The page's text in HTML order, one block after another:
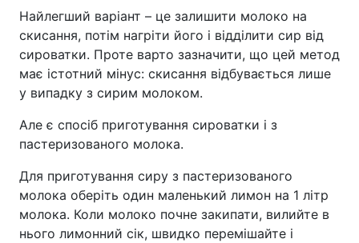
Найлегший варіант – це залишити молоко на
скисання, потім нагріти його і відділити сир від
сироватки. Проте варто зазначити, що цей метод
має істотний мінус: скисання відбувається лише
у випадку з сирим молоком.
Але є спосіб приготування сироватки і з
пастеризованого молока.
Для приготування сиру з пастеризованого
молока оберіть один маленький лимон на 1 літр
молока. Коли молоко почне закипати, вилийте в
нього лимонний сік, швидко перемішайте і